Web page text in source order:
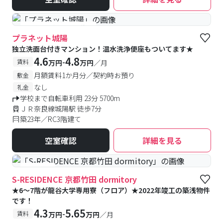
#予約受付中 #空室待ち
プラネット城陽
独立洗面台付きマンション！温水洗浄便座もついてます★
賃料 4.6万円-4.8万円／月
敷金 月額賃料1か月分／契約時お預り
礼金
なし
学校まで自転車利用 23分 5700m
ＪＲ奈良線城陽駅 徒歩7分
築23年／RC3階建て
空室確認 詳細を見る
#食事付き
S-RESIDENCE 京都竹田 dormitory
★6～7階が龍谷大学専用寮（フロア）★2022年竣工の築浅物件
です！
賃料 4.3万円-5.65万円／月